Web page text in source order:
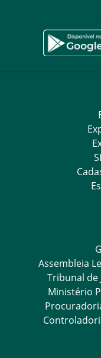
Assembleia
Tribunal de
Ministério